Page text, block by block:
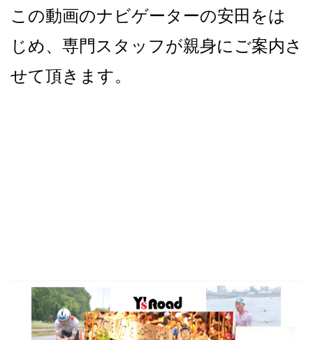
この動画のナビゲーターの安田をは
じめ、専門スタッフが親身にご案内さ
せて頂きます。